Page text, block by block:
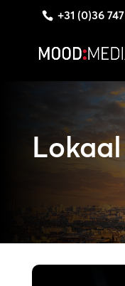
+31 (0)36
Lokaal